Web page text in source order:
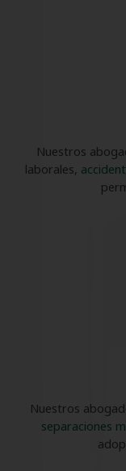
Nuestros
laborales,
Nuestros
separaciones